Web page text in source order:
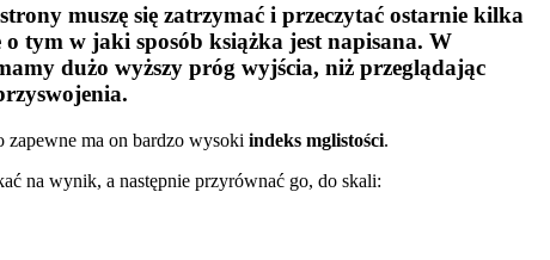
muszę się zatrzymać i przeczytać ostarnie kilka
o tym w jaki sposób książka jest napisana. W
dużo wyższy próg wyjścia, niż przeglądając
zapewne ma on bardzo wysoki indeks mglistości.
na wynik, a następnie przyrównać go, do skali: